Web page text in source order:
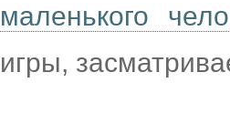
маленького
игры,